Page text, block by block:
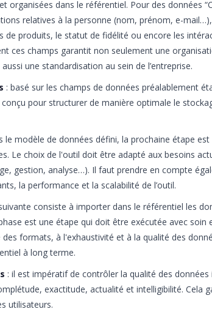
organisées dans le référentiel. Pour des données
relatives à la personne (nom, prénom, e-mail…),
de produits, le statut de fidélité ou encore les
ces champs garantit non seulement une
une standardisation au sein de l’entreprise.
: basé sur les champs de données préalablement
pour structurer de manière optimale le
le modèle de données défini, la prochaine étape est
Le choix de l'outil doit être adapté aux besoins
gestion, analyse…). Il faut prendre en compte
la performance et la scalabilité de l’outil.
consiste à importer dans le référentiel les
est une étape qui doit être exécutée avec soin
formats, à l'exhaustivité et à la qualité des
à long terme.
: il est impératif de contrôler la qualité des données
exactitude, actualité et intelligibilité. Cela
utilisateurs.